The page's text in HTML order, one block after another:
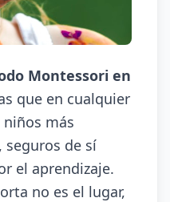
Montessori en
que en cualquier
más
seguros de sí
el aprendizaje.
no es el lugar,